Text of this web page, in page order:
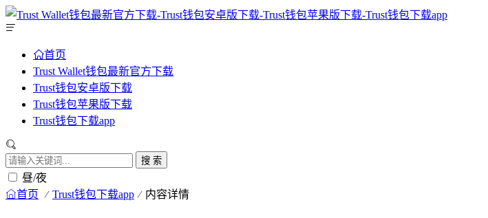
首页
Trust Wallet钱包最新官方下载
Trust钱包安卓版下载
Trust钱包苹果版下载
Trust钱包下载app
搜 索
昼/夜
首页 Trust钱包下载app 内容详情